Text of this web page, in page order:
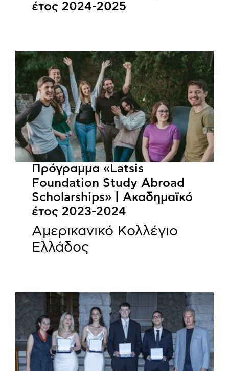
έτος 2024-2025
Πρόγραμμα «Latsis
Foundation Study Abroad
Scholarships» | Ακαδημαϊκό
έτος 2023-2024
Αμερικανικό Κολλέγιο
Ελλάδος